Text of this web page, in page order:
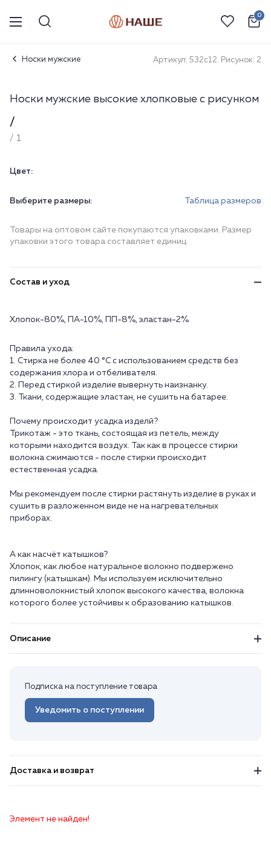
0
Носки мужские Артикул: 532с12. Рисунок: 2
Носки мужские высокие хлопковые с рисунком
/
/ 1
Цвет:
Выберите размеры: Таблица размеров
Товары на оптовом сайте покупаются упаковками. Размер
упаковки этого товара составляет единиц
Состав и уход
Хлопок-80%, ПА-10%, ПП-8%, эластан-2%
Правила ухода:
1. Стирка не более 40 °C с использованием средств без
содержания хлора и отбеливателя.
2. Перед стиркой изделие вывернуть наизнанку.
3. Ткани, содержащие эластан, не сушить на батарее.
Почему происходит усадка изделй?
Трикотаж - это ткань, состоящая из петель, между
которыми находится воздух. Так как в процессе стирки
волокна сжимаются - после стирки происходит
естественная усадка.
Мы рекомендуем после стирки растянуть изделие в руках и
сушить в разложенном виде не на нагревательных
приборах.
А как насчёт катышков?
Хлопок, как любое натуральное волокно подвержено
пилингу (катышкам). Мы используем исключительно
длинноволокнистый хлопок высокого качества, волокна
Описание
Подписка на поступление товара
Уведомить о поступлении
Доставка и возврат
Элемент не найден!